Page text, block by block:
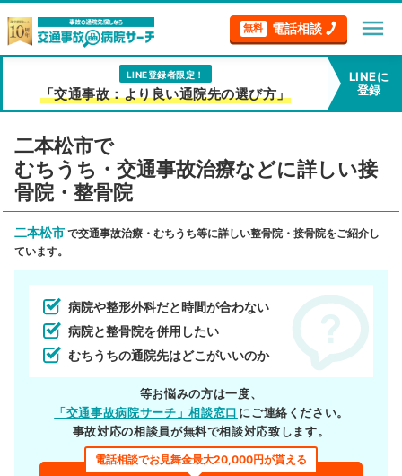
無料 電話相談 menu
LINE登録者限定！
「交通事故：より良い通院先の選び方」
LINEに
登録
二本松市で
むちうち・交通事故治療などに詳しい接
骨院・整骨院
二本松市 で交通事故治療・むちうち等に詳しい整骨院・接骨院をご紹介し
ています。
病院や整形外科だと時間が合わない
病院と整骨院を併用したい
むちうちの通院先はどこがいいのか
等お悩みの方は一度、
「交通事故病院サーチ」相談窓口 にご連絡ください。
事故対応の相談員が無料で相談対応致します。
電話相談でお見舞金最大20,000円が貰える